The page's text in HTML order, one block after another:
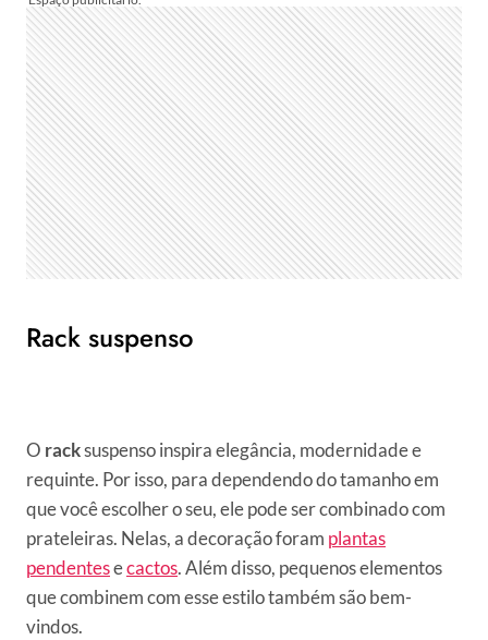
Rack suspenso
O racksuspenso inspira elegância, modernidade e
requinte. Por isso, para dependendo do tamanho em
que você escolher o seu, ele pode ser combinado com
prateleiras. Nelas, a decoração foram plantas
pendentesecactos. Além disso, pequenos elementos
que combinem com esse estilo também são bem-
vindos.